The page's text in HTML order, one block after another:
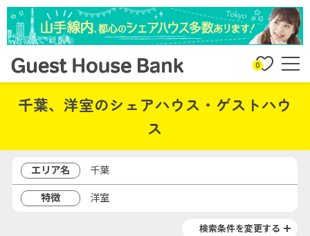
0
千葉、洋室のシェアハウス・ゲストハウ
ス
エリア名
千葉
特徴
洋室
検索条件を変更する